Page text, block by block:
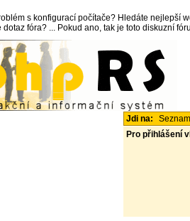
s konfigurací počítače? Hledáte nejlepší
dotaz fóra? ... Pokud ano, tak je toto diskuzní
Jdi na:
Pro přihlášení